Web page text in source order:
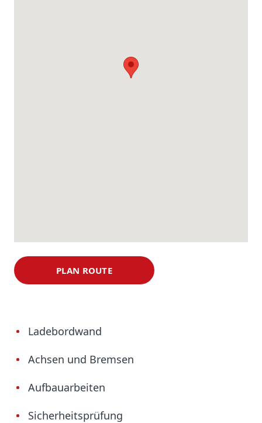
PLAN ROUTE
Ladebordwand
Achsen und Bremsen
Aufbauarbeiten
Sicherheitsprüfung